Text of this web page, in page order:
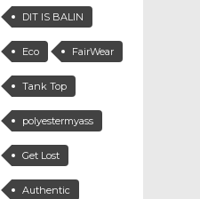
DIT IS BALIN
Eco FairWear
Tank Top
polyestermyass
Get Lost
Authentic